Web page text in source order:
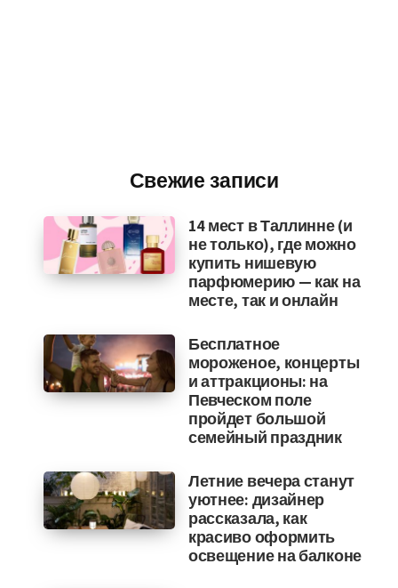
Свежие записи
14 мест в Таллинне (и
не только), где можно
купить нишевую
парфюмерию — как на
месте, так и онлайн
Бесплатное
мороженое, концерты
и аттракционы: на
Певческом поле
пройдет большой
семейный праздник
Летние вечера станут
уютнее: дизайнер
рассказала, как
красиво оформить
освещение на балконе